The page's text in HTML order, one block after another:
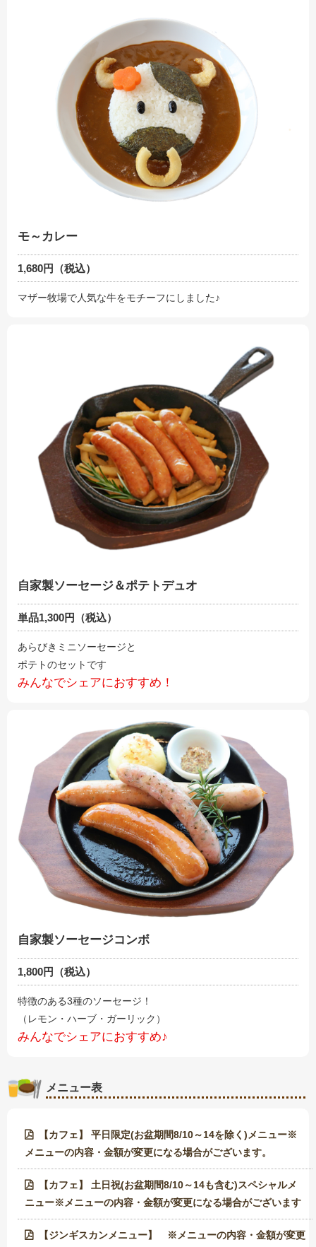
モ～カレー
1,680円（税込）
マザー牧場で人気な牛をモチーフにしました♪
自家製ソーセージ＆ポテトデュオ
単品1,300円（税込）
あらびきミニソーセージと
ポテトのセットです
みんなでシェアにおすすめ！
自家製ソーセージコンボ
1,800円（税込）
特徴のある3種のソーセージ！
（レモン・ハーブ・ガーリック）
みんなでシェアにおすすめ♪
メニュー表
【カフェ】 平日限定(お盆期間8/10～14を除く)メニュー※
メニューの内容・金額が変更になる場合がございます。
【カフェ】 土日祝(お盆期間8/10～14も含む)スペシャルメ
ニュー※メニューの内容・金額が変更になる場合がございます
【ジンギスカンメニュー】 ※メニューの内容・金額が変更